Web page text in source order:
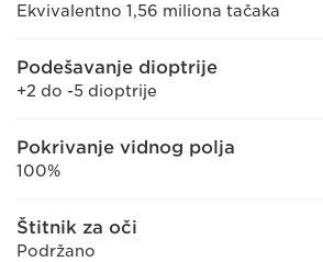
Ekvivalentno 1,56 miliona tačaka
Podešavanje dioptrije
+2 do -5 dioptrije
Pokrivanje vidnog polja
100%
Štitnik za oči
Podržano